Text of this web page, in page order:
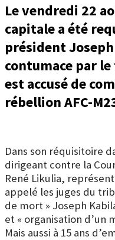
Le vendredi 22
capitale a été
président
contumace par
est accusé de
rébellion AFC-
Dans son réquisitoire
dirigeant contre la
René Likulia,
appelé les juges du
de mort » Joseph
et « organisation d’un
Mais aussi à 15 ans